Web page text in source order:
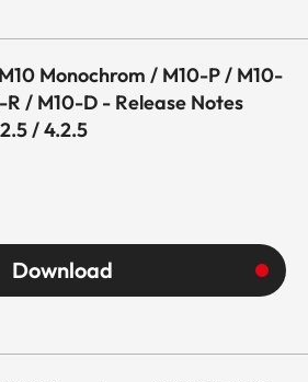
Monochrom / M10-P / M10-
R / M10-D - Release Notes
/ 4.2.5
Download